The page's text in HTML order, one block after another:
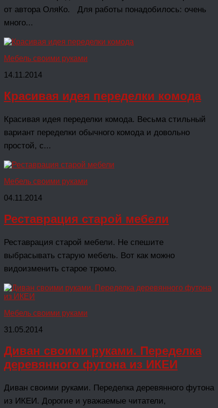
от автора ОляКо. Для работы понадобилось: очень
много...
Мебель своими руками
14.11.2014
Красивая идея переделки комода
Красивая идея переделки комода. Весьма стильный
вариант переделки обычного комода и довольно
простой, с...
Мебель своими руками
04.11.2014
Реставрация старой мебели
Реставрация старой мебели. Не спешите
выбрасывать старую мебель. Вот как можно
видоизменить старое трюмо.
Мебель своими руками
31.05.2014
Диван своими руками. Переделка
деревянного футона из ИКЕИ
Диван своими руками. Переделка деревянного футона
из ИКЕИ. Дорогие и уважаемые читатели,